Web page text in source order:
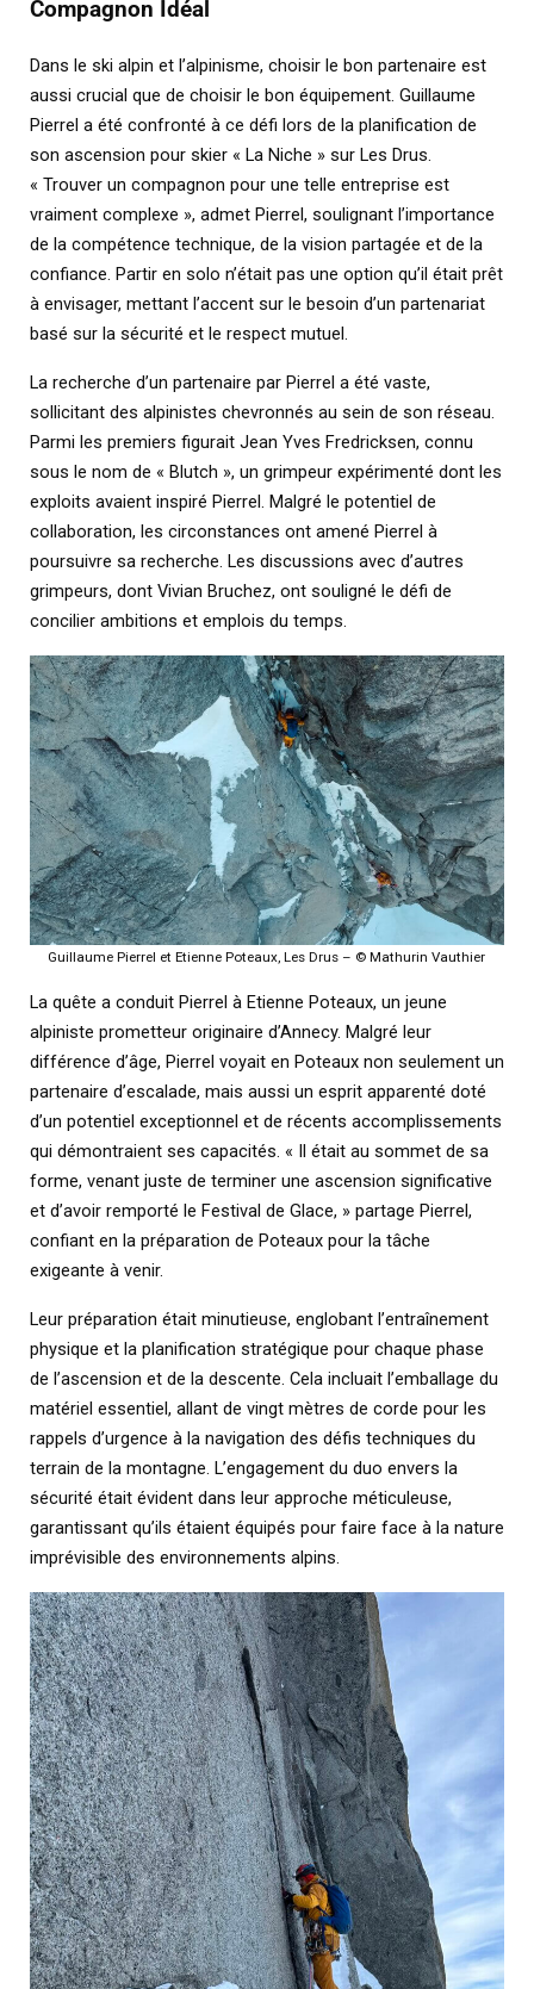
Compagnon Idéal
Dans le ski alpin et l’alpinisme, choisir le bon partenaire est
aussi crucial que de choisir le bon équipement. Guillaume
Pierrel a été confronté à ce défi lors de la planification de
son ascension pour skier « La Niche » sur Les Drus.
« Trouver un compagnon pour une telle entreprise est
vraiment complexe », admet Pierrel, soulignant l’importance
de la compétence technique, de la vision partagée et de la
confiance. Partir en solo n’était pas une option qu’il était prêt
à envisager, mettant l’accent sur le besoin d’un partenariat
basé sur la sécurité et le respect mutuel.
La recherche d’un partenaire par Pierrel a été vaste,
sollicitant des alpinistes chevronnés au sein de son réseau.
Parmi les premiers figurait Jean Yves Fredricksen, connu
sous le nom de « Blutch », un grimpeur expérimenté dont les
exploits avaient inspiré Pierrel. Malgré le potentiel de
collaboration, les circonstances ont amené Pierrel à
poursuivre sa recherche. Les discussions avec d’autres
grimpeurs, dont Vivian Bruchez, ont souligné le défi de
concilier ambitions et emplois du temps.
Guillaume Pierrel et Etienne Poteaux, Les Drus – © Mathurin Vauthier
La quête a conduit Pierrel à Etienne Poteaux, un jeune
alpiniste prometteur originaire d’Annecy. Malgré leur
différence d’âge, Pierrel voyait en Poteaux non seulement un
partenaire d’escalade, mais aussi un esprit apparenté doté
d’un potentiel exceptionnel et de récents accomplissements
qui démontraient ses capacités. « Il était au sommet de sa
forme, venant juste de terminer une ascension significative
et d’avoir remporté le Festival de Glace, » partage Pierrel,
confiant en la préparation de Poteaux pour la tâche
exigeante à venir.
Leur préparation était minutieuse, englobant l’entraînement
physique et la planification stratégique pour chaque phase
de l’ascension et de la descente. Cela incluait l’emballage du
matériel essentiel, allant de vingt mètres de corde pour les
rappels d’urgence à la navigation des défis techniques du
terrain de la montagne. L’engagement du duo envers la
sécurité était évident dans leur approche méticuleuse,
garantissant qu’ils étaient équipés pour faire face à la nature
imprévisible des environnements alpins.